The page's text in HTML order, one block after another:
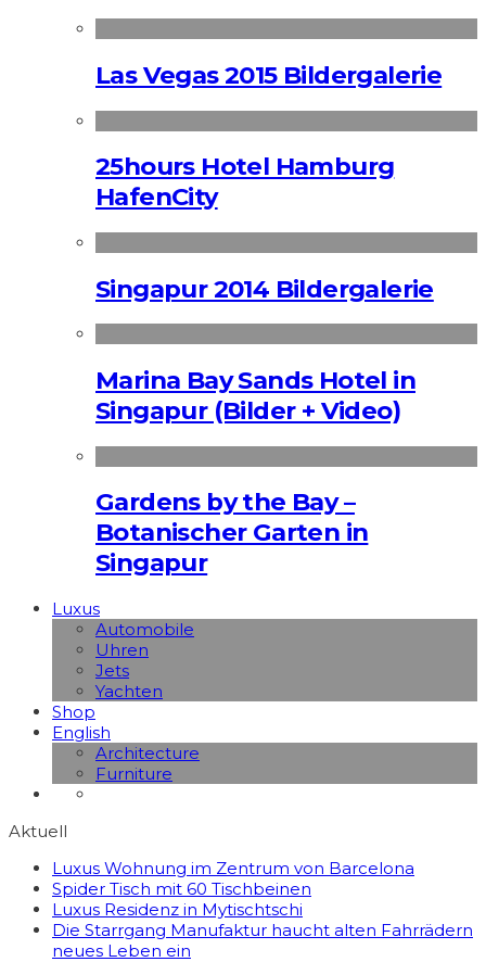
Las Vegas 2015 Bildergalerie
25hours Hotel Hamburg
HafenCity
Singapur 2014 Bildergalerie
Marina Bay Sands Hotel in
Singapur (Bilder + Video)
Gardens by the Bay –
Botanischer Garten in
Singapur
Luxus
Automobile
Uhren
Jets
Yachten
Shop
English
Architecture
Furniture
Aktuell
Luxus Wohnung im Zentrum von Barcelona
Spider Tisch mit 60 Tischbeinen
Luxus Residenz in Mytischtschi
Die Starrgang Manufaktur haucht alten Fahrrädern
neues Leben ein